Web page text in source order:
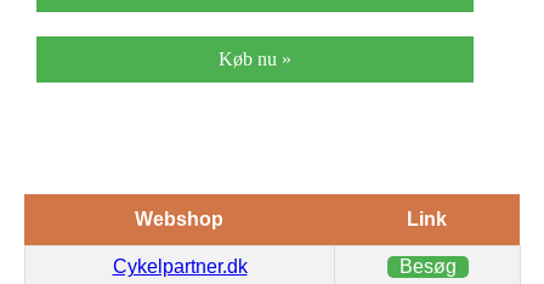
Køb nu »
Webshop Link
Cykelpartner.dk Besøg